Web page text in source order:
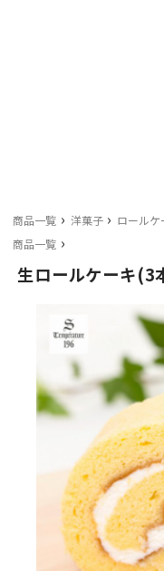
商品一覧 › 洋菓子› ロールケ
商品一覧 ›
生ロールケーキ(3